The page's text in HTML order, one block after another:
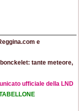
e
tante meteore,
ufficiale della LND